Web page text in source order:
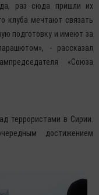
раз сюда пришли их
клуба мечтают связать
подготовку и имеют за
- рассказал
«Союза
террористами в Сирии.
достижением